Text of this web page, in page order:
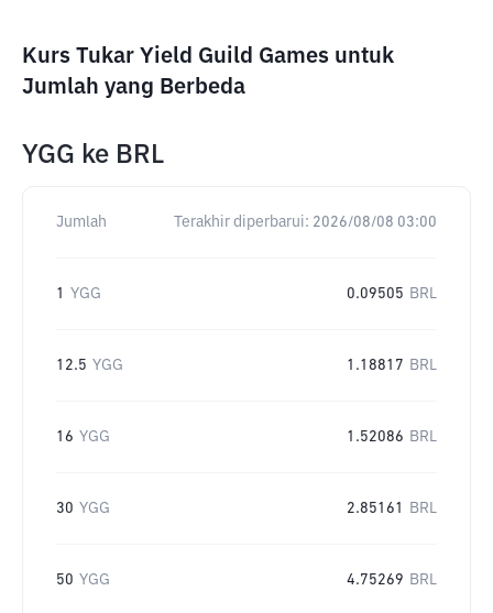
Kurs Tukar Yield Guild Games untuk
Jumlah yang Berbeda
YGG ke BRL
Jumlah Terakhir diperbarui: 2026/08/08 03:00
1 YGG 0.09505 BRL
12.5 YGG 1.18817 BRL
16 YGG 1.52086 BRL
30 YGG 2.85161 BRL
50 YGG 4.75269 BRL